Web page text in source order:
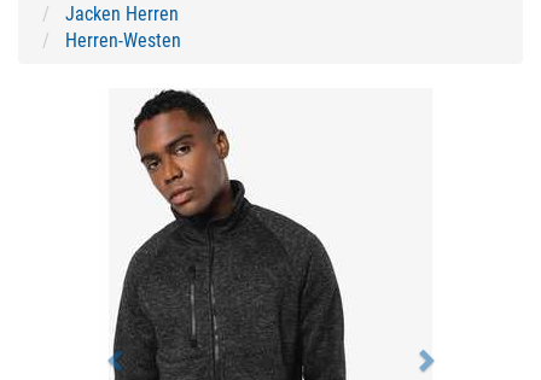
Jacken Herren
Herren-Westen
Previous